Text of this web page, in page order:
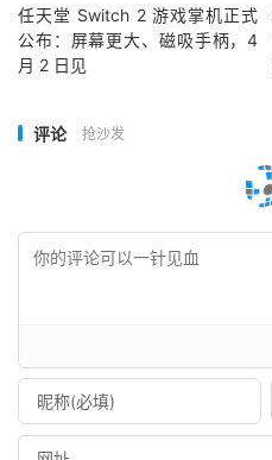
任天堂 Switch 2 游戏掌机正式
公布：屏幕更大、磁吸手柄，4
月 2 日见
评论 抢沙发